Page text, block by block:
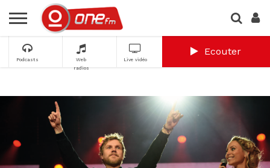
Podcasts
Web
radios
Live vidéo
Ecouter